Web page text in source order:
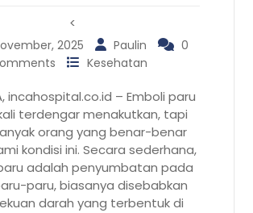
<
2025 Paulin
0
Kesehatan
incahospital.co.id – Emboli paru
terdengar menakutkan, tapi
orang yang benar-benar
kondisi ini. Secara sederhana,
adalah penyumbatan pada
paru, biasanya disebabkan
darah yang terbentuk di